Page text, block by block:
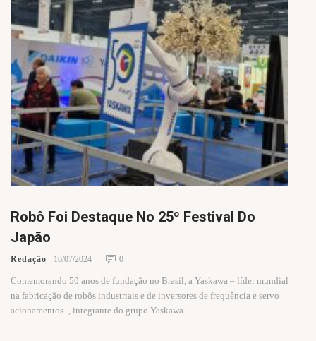
Robô Foi Destaque No 25º Festival Do
Japão
Redação 16/07/2024 0
Comemorando 50 anos de fundação no Brasil, a Yaskawa – líder mundial
na fabricação de robôs industriais e de inversores de frequência e servo
acionamentos -, integrante do grupo Yaskawa